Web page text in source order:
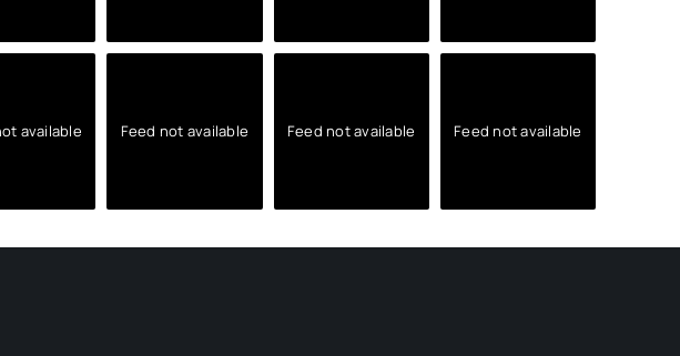
available Feed not available Feed not available Feed not available